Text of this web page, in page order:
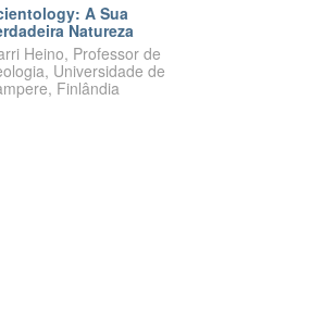
A Sua
Natureza
Heino, Professor de
Universidade de
Finlândia